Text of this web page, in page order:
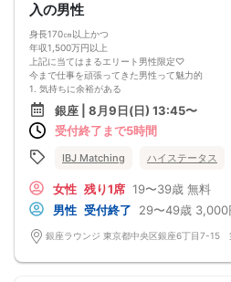
入の男性
身長170㎝以上かつ
年収1,500万円以上
上記に当てはまるエリート男性限定♡
今まで仕事を頑張ってきた男性って魅力的
1. 気持ちに余裕がある
「この人といれば大丈夫」安心できるお相手
2. 真面目で努力家な一面がある
仕事に真摯に取り組む姿ってとても素敵
清潔感のある服装、きれいに磨かれた靴
二人の時間を大事にできる方
仕事で忙しくてもデートの時間を作ってくれる
銀座でしか出会えない魅力あふれるお相手
銀座 | 8月9日(日) 13:45〜
受付終了まで5時間
IBJ Matching ハイステータス
女性 残り1席 19〜39歳 無料
男性 受付終了 29〜49歳 3,000
銀座ラウンジ 東京都中央区銀座6丁目7-15